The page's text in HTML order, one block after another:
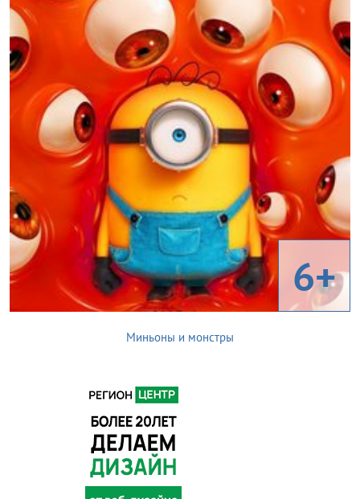
6+
Миньоны и монстры